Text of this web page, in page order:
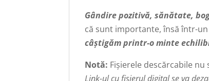
Gândire pozitivă, sănătate,
că sunt importante, însă într-
câștigăm printr-o minte
Notă: Fișierele descărcabile
Link-ul cu fișierul digital se va